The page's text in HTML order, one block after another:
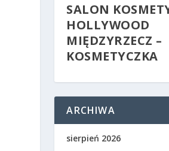
SALON
HOLLYWOOD
MIĘDZYRZECZ –
KOSMETYCZKA
ARCHIWA
sierpień 2026